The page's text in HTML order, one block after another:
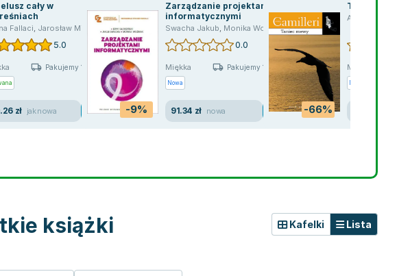
cały w
Fallaci, Jarosław Mikołajewski ,Monika Woźniak
5.0
Pakujemy 10.08
zł jak nowa -9%
Zarządzanie projektami
informatycznymi
Swacha Jakub, Monika Woźniak ,Eryk Głodziński
0.0
Miękka Pakujemy 10.08
Nowa
91.34 zł nowa -66%
Taniec mewy
Andrea Camilleri
Miękka
Nowa
książki Kafelki Lista